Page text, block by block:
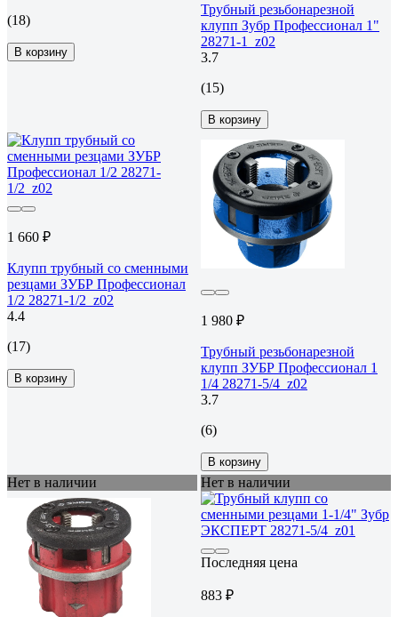
(18)
В корзину
Трубный резьбонарезной
клупп Зубр Профессионал 1"
28271-1_z02
3.7
(15)
В корзину
1 660 ₽
Клупп трубный со сменными
резцами ЗУБР Профессионал
1/2 28271-1/2_z02
4.4
(17)
В корзину
1 980 ₽
Трубный резьбонарезной
клупп ЗУБР Профессионал 1
1/4 28271-5/4_z02
3.7
(6)
В корзину
Нет в наличии Нет в наличии
Последняя цена
883 ₽